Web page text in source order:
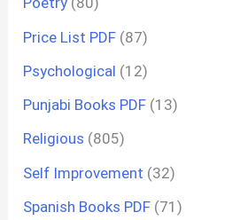
Price List PDF (87)
Psychological (12)
Punjabi Books PDF (13)
Religious (805)
Self Improvement (32)
Spanish Books PDF (71)